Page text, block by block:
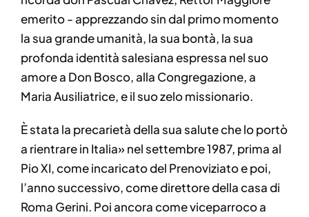
emerito - apprezzando sin dal primo momento
la sua grande umanità, la sua bontà, la sua
profonda identità salesiana espressa nel suo
amore a Don Bosco, alla Congregazione, a
Maria Ausiliatrice, e il suo zelo missionario.
È stata la precarietà della sua salute che lo portò
a rientrare in Italia» nel settembre 1987, prima al
Pio XI, come incaricato del Prenoviziato e poi,
l’anno successivo, come direttore della casa di
Roma Gerini. Poi ancora come viceparroco a